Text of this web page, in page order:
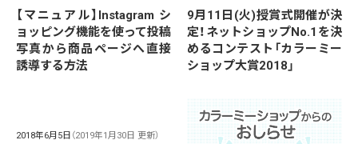
【マニュアル】Instagram シ
ョッピング機能を使って投稿
写真から商品ページへ直接
誘導する方法
9月11日(火)授賞式開催が決
定！ネットショップNo.1を決
めるコンテスト「カラーミー
ショップ大賞2018」
2018年6月5日 （2019年1月30日 更新）